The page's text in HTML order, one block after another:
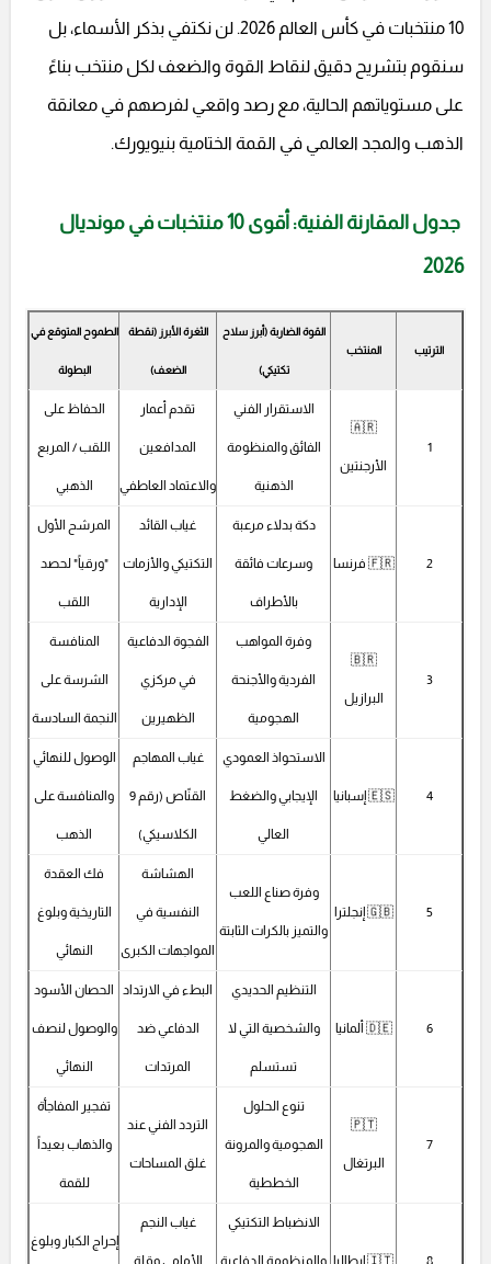
10 منتخبات في كأس العالم 2026. لن نكتفي بذكر الأسماء، بل
سنقوم بتشريح دقيق لنقاط القوة والضعف لكل منتخب بناءً
على مستوياتهم الحالية، مع رصد واقعي لفرصهم في معانقة
الذهب والمجد العالمي في القمة الختامية بنيويورك.
جدول المقارنة الفنية: أقوى 10 منتخبات في مونديال
2026
الترتيب المنتخب
القوة الضاربة (أبرز سلاح
تكتيكي)
الثغرة الأبرز (نقطة
الضعف)
الطموح المتوقع في
البطولة
1
🇦🇷
الأرجنتين
الاستقرار الفني
الفائق والمنظومة
الذهنية
تقدم أعمار
المدافعين
والاعتماد العاطفي
الحفاظ على
اللقب / المربع
الذهبي
2 🇫🇷 فرنسا
دكة بدلاء مرعبة
وسرعات فائقة
بالأطراف
غياب القائد
التكتيكي والأزمات
الإدارية
المرشح الأول
"ورقياً" لحصد
اللقب
3
🇧🇷
البرازيل
وفرة المواهب
الفردية والأجنحة
الهجومية
الفجوة الدفاعية
في مركزي
الظهيرين
المنافسة
الشرسة على
النجمة السادسة
4 🇪🇸 إسبانيا
الاستحواذ العمودي
الإيجابي والضغط
العالي
غياب المهاجم
القنّاص (رقم 9
الكلاسيكي)
الوصول للنهائي
والمنافسة على
الذهب
5 🇬🇧 إنجلترا
وفرة صناع اللعب
والتميز بالكرات الثابتة
الهشاشة
النفسية في
المواجهات الكبرى
فك العقدة
التاريخية وبلوغ
النهائي
6 🇩🇪 ألمانيا
التنظيم الحديدي
والشخصية التي لا
تستسلم
البطء في الارتداد
الدفاعي ضد
المرتدات
الحصان الأسود
والوصول لنصف
النهائي
7
🇵🇹
البرتغال
تنوع الحلول
الهجومية والمرونة
الخططية
التردد الفني عند
غلق المساحات
تفجير المفاجأة
والذهاب بعيداً
للقمة
8 🇮🇹 إيطاليا
الانضباط التكتيكي
والمنظومة الدفاعية
غياب النجم
الأمامي وقلة
إحراج الكبار وبلوغ